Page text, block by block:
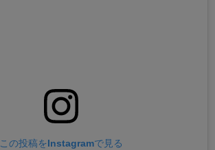
この投稿をInstagramで見る